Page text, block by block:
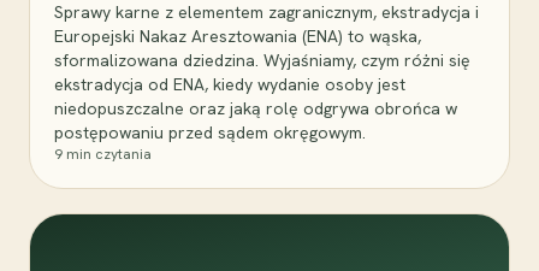
Sprawy karne z elementem zagranicznym, ekstradycja i
Europejski Nakaz Aresztowania (ENA) to wąska,
sformalizowana dziedzina. Wyjaśniamy, czym różni się
ekstradycja od ENA, kiedy wydanie osoby jest
niedopuszczalne oraz jaką rolę odgrywa obrońca w
postępowaniu przed sądem okręgowym.
9 min czytania